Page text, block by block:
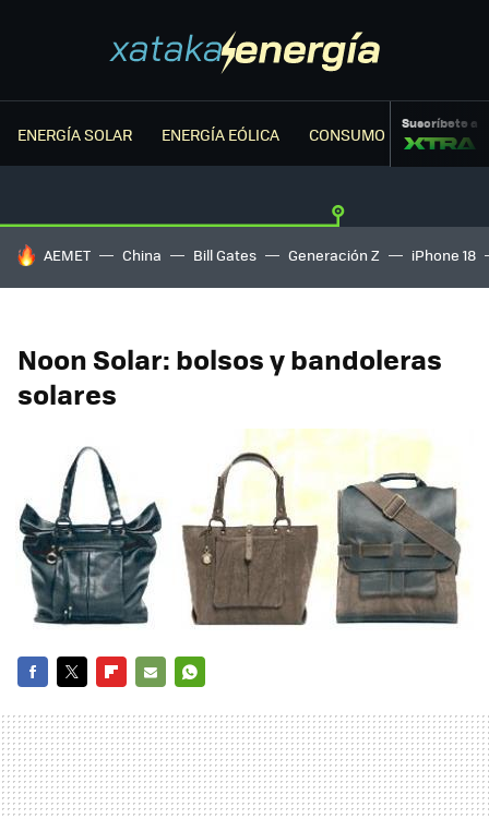
ENERGÍA SOLAR ENERGÍA EÓLICA CONSUMO ENERGÉTICO
Suscríbete a
HOY SE HABLA DE
AEMET China Bill Gates Generación Z iPhone 18
Noon Solar: bolsos y bandoleras
solares
MAIL